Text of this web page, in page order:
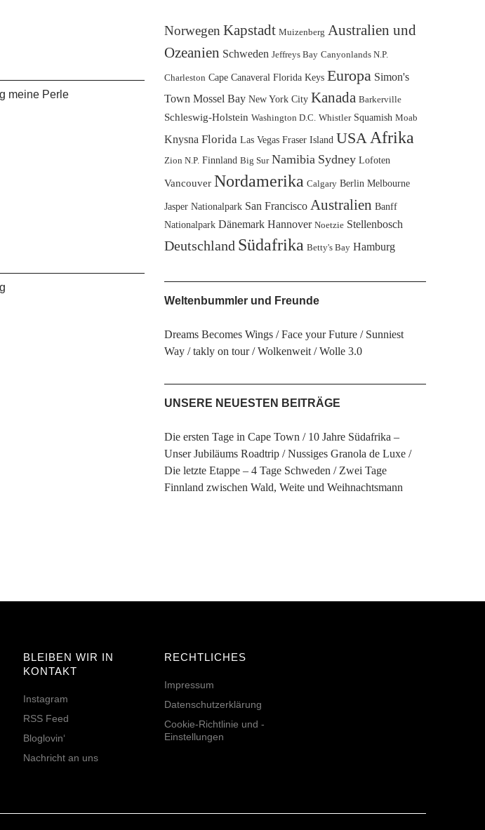
Norwegen Kapstadt Muizenberg Australien und
Ozeanien Schweden Jeffreys Bay Canyonlands N.P.
Charleston Cape Canaveral Florida Keys Europa Simon's
Town Mossel Bay New York City Kanada Barkerville
Schleswig-Holstein Washington D.C. Whistler Squamish Moab
Knysna Florida Las Vegas Fraser Island USA Afrika
Zion N.P. Finnland Big Sur Namibia Sydney Lofoten
Vancouver Nordamerika Calgary Berlin Melbourne
Jasper Nationalpark San Francisco Australien Banff
Nationalpark Dänemark Hannover Noetzie Stellenbosch
Deutschland Südafrika Betty's Bay Hamburg
Weltenbummler und Freunde
Dreams Becomes Wings Face your Future
Sunniest
Way
takly on tour Wolkenweit Wolle 3.0
UNSERE NEUESTEN BEITRÄGE
Die ersten Tage in Cape Town
10 Jahre Südafrika –
Unser Jubiläums Roadtrip
Nussiges Granola de Luxe
Die letzte Etappe – 4 Tage Schweden
Zwei Tage
Finnland zwischen Wald, Weite und Weihnachtsmann
BLEIBEN WIR IN
KONTAKT
Instagram
RSS Feed
Bloglovin‘
Nachricht an uns
RECHTLICHES
Impressum
Datenschutzerklärung
Cookie-Richtlinie und -
Einstellungen